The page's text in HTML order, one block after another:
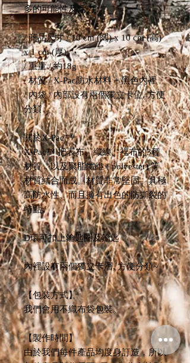
多的可能性及活力。
/ 商品尺寸 / 10 cm (闊) x 10 cm (高)
x 1 cm (厚)
/ 重量 / 約18g
/ 材質 / X-Pac防水材料 + 黑色內裡
/ 內袋 / 內部設有兩個獨立卡位, 方便
分類
關於X-Pac™
X-Pac™ 把表布、織線、裡布的3種
材質，以及聚脂纖維 ( polyester) 等
材質結合而成。材質非常堅固、具極
高防水性、而且擁有出色的防撕裂的
特點。
D環可扣上鑰匙圈及鑰匙
內裡設有兩個獨立卡層, 方便分類~
【包裝方式】
我們會用不織布袋包裝。
【製作時間】
由於我們每件產品均度身訂造，所以